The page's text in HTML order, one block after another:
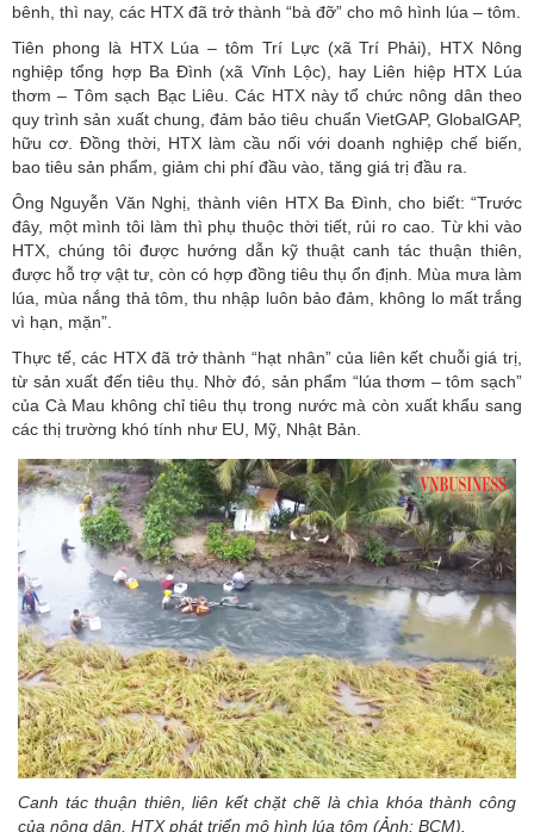
bênh, thì nay, các HTX đã trở thành “bà đỡ” cho mô hình lúa – tôm.
Tiên phong là HTX Lúa – tôm Trí Lực (xã Trí Phải), HTX Nông
nghiệp tổng hợp Ba Đình (xã Vĩnh Lộc), hay Liên hiệp HTX Lúa
thơm – Tôm sạch Bạc Liêu. Các HTX này tổ chức nông dân theo
quy trình sản xuất chung, đảm bảo tiêu chuẩn VietGAP, GlobalGAP,
hữu cơ. Đồng thời, HTX làm cầu nối với doanh nghiệp chế biến,
bao tiêu sản phẩm, giảm chi phí đầu vào, tăng giá trị đầu ra.
Ông Nguyễn Văn Nghị, thành viên HTX Ba Đình, cho biết: “Trước
đây, một mình tôi làm thì phụ thuộc thời tiết, rủi ro cao. Từ khi vào
HTX, chúng tôi được hướng dẫn kỹ thuật canh tác thuận thiên,
được hỗ trợ vật tư, còn có hợp đồng tiêu thụ ổn định. Mùa mưa làm
lúa, mùa nắng thả tôm, thu nhập luôn bảo đảm, không lo mất trắng
vì hạn, mặn”.
Thực tế, các HTX đã trở thành “hạt nhân” của liên kết chuỗi giá trị,
từ sản xuất đến tiêu thụ. Nhờ đó, sản phẩm “lúa thơm – tôm sạch”
của Cà Mau không chỉ tiêu thụ trong nước mà còn xuất khẩu sang
các thị trường khó tính như EU, Mỹ, Nhật Bản.
Canh tác thuận thiên, liên kết chặt chẽ là chìa khóa thành công
của nông dân, HTX phát triển mô hình lúa tôm (Ảnh: BCM).